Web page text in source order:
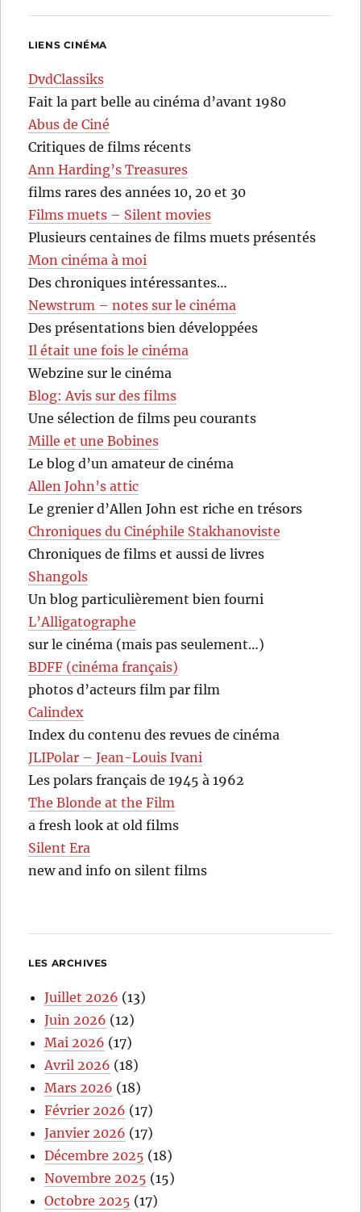
LIENS CINÉMA
DvdClassiks
Fait la part belle au cinéma d’avant 1980
Abus de Ciné
Critiques de films récents
Ann Harding’s Treasures
films rares des années 10, 20 et 30
Films muets – Silent movies
Plusieurs centaines de films muets présentés
Mon cinéma à moi
Des chroniques intéressantes…
Newstrum – notes sur le cinéma
Des présentations bien développées
Il était une fois le cinéma
Webzine sur le cinéma
Blog: Avis sur des films
Une sélection de films peu courants
Mille et une Bobines
Le blog d’un amateur de cinéma
Allen John’s attic
Le grenier d’Allen John est riche en trésors
Chroniques du Cinéphile Stakhanoviste
Chroniques de films et aussi de livres
Shangols
Un blog particulièrement bien fourni
L’Alligatographe
sur le cinéma (mais pas seulement…)
BDFF (cinéma français)
photos d’acteurs film par film
Calindex
Index du contenu des revues de cinéma
JLIPolar – Jean-Louis Ivani
Les polars français de 1945 à 1962
The Blonde at the Film
a fresh look at old films
Silent Era
new and info on silent films
LES ARCHIVES
Juillet 2026 (13)
Juin 2026 (12)
Mai 2026 (17)
Avril 2026 (18)
Mars 2026 (18)
Février 2026 (17)
Janvier 2026 (17)
Décembre 2025 (18)
Novembre 2025 (15)
Octobre 2025 (17)